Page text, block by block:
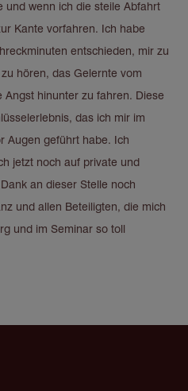
wenn ich die steile Abfahrt
Kante vorfahren. Ich habe
entschieden, mir zu
hören, das Gelernte vom
hinunter zu fahren. Diese
das ich mir im
Augen geführt habe. Ich
jetzt noch auf private und
an dieser Stelle noch
und allen Beteiligten, die mich
und im Seminar so toll